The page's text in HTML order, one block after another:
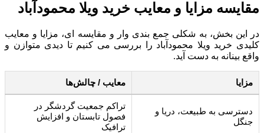
مقایسه مزایا و معایب خرید ویلا محمودآباد
در این بخش، به شکلی جمع بندی وار و مقایسه ای، مزایا و معایب
کلیدی خرید ویلا محمودآباد را بررسی می کنیم تا دیدی متوازن و
واقع بینانه به دست آید.
مزایا معایب / چالش‌ها
دسترسی به طبیعت، دریا و
جنگل
تراکم جمعیت گردشگر در
فصول تابستان و افزایش
ترافیک